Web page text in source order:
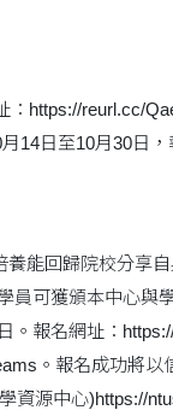
https://reurl.cc/
14日至10月30日
能回歸院校分享
可獲頒本中心與
。報名網址：
。報名成功將以
資源中心)https://